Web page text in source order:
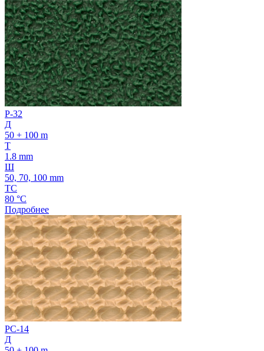
P-32
Д
50 + 100 m
Т
1.8 mm
Ш
50, 70, 100 mm
ТС
80 °C
Подробнее
PC-14
Д